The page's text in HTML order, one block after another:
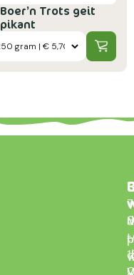
Boer’n Trots geit
pikant
7
–